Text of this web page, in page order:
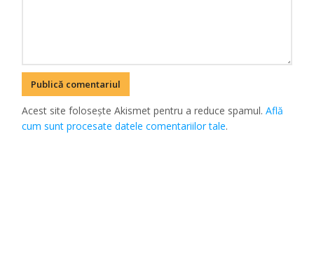
Acest site folosește Akismet pentru a reduce spamul.Află
cum sunt procesate datele comentariilor tale.